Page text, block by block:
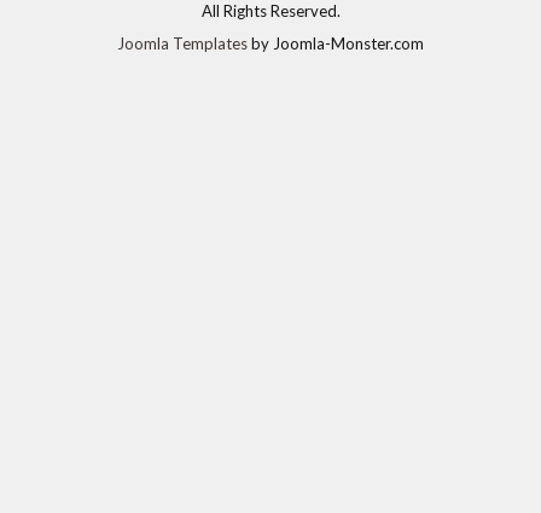
All Rights Reserved.
Joomla Templatesby Joomla-Monster.com